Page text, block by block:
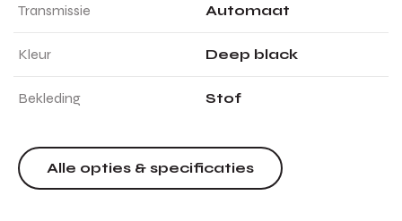
Transmissie Automaat
Kleur Deep black
Bekleding Stof
Alle opties & specificaties